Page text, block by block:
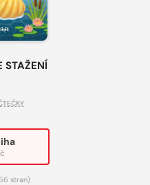
STAŽENÍ
stran)